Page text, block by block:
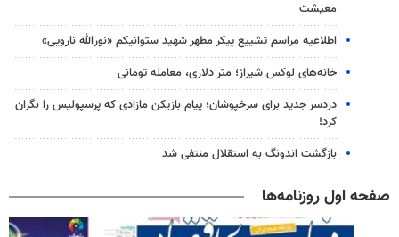
معیشت
اطلاعیه مراسم تشییع پیکر مطهر شهید ستوانیکم «نورالله نارویی»
خانه‌های لوکس شیراز؛ متر دلاری، معامله تومانی
دردسر جدید برای سرخپوشان؛ پیام بازیکن مازادی که پرسپولیس را نگران
کرد!
بازگشت اندونگ به استقلال منتفی شد
صفحه اول روزنامه‌ها